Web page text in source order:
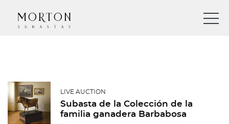
LIVE AUCTION
Subasta de la Colección de la
familia ganadera Barbabosa